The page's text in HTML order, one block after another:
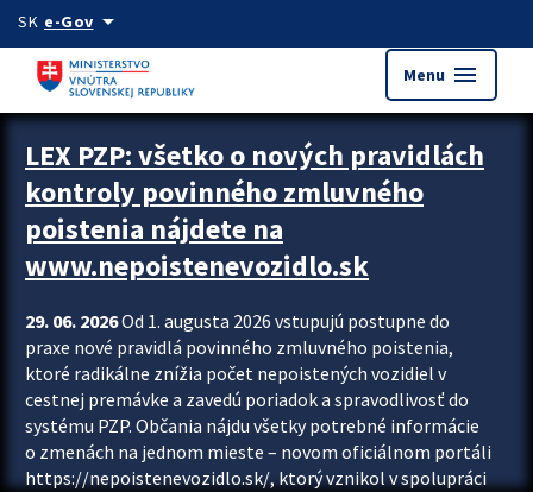
Preskocit na hlavný obsah
SK e-Govarrow_drop_down
Menu menu
Zastavit automatický posun upútavok
LEX PZP: všetko o nových pravidlách
kontroly povinného zmluvného
poistenia nájdete na
www.nepoistenevozidlo.sk
29. 06. 2026Od 1. augusta 2026 vstupujú postupne do
praxe nové pravidlá povinného zmluvného poistenia,
ktoré radikálne znížia počet nepoistených vozidiel v
cestnej premávke a zavedú poriadok a spravodlivosť do
systému PZP. Občania nájdu všetky potrebné informácie
o zmenách na jednom mieste – novom oficiálnom portáli
https://nepoistenevozidlo.sk/, ktorý vznikol v spolupráci